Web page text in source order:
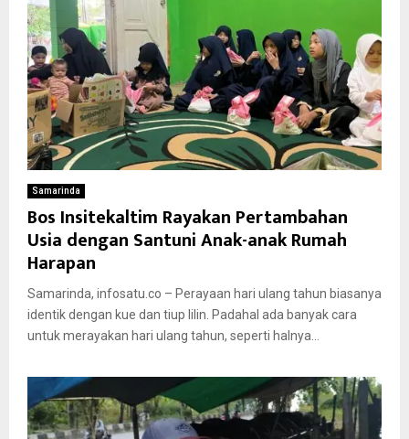
Samarinda
Bos Insitekaltim Rayakan Pertambahan
Usia dengan Santuni Anak-anak Rumah
Harapan
Samarinda, infosatu.co – Perayaan hari ulang tahun biasanya
identik dengan kue dan tiup lilin. Padahal ada banyak cara
untuk merayakan hari ulang tahun, seperti halnya...